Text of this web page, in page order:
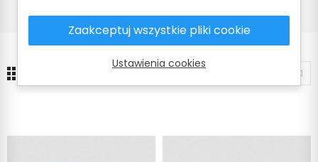
Zaakceptuj wszystkie pliki cookie
Ustawienia cookies